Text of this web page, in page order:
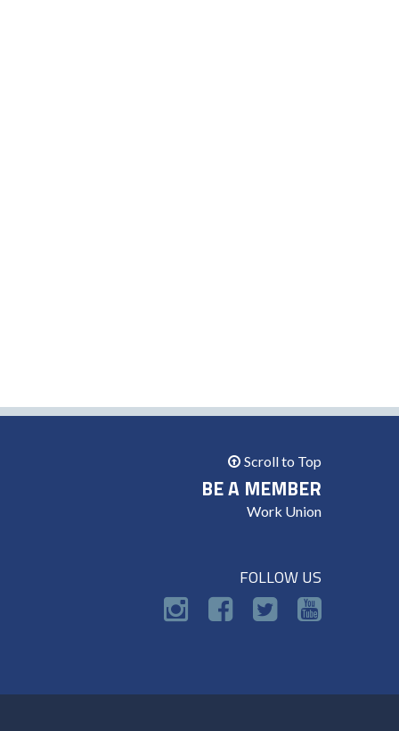
Scroll to Top
BE A MEMBER
Work Union
FOLLOW US